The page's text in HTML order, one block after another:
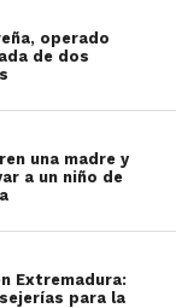
operado
de dos
una madre y
a un niño de
Extremadura:
para la